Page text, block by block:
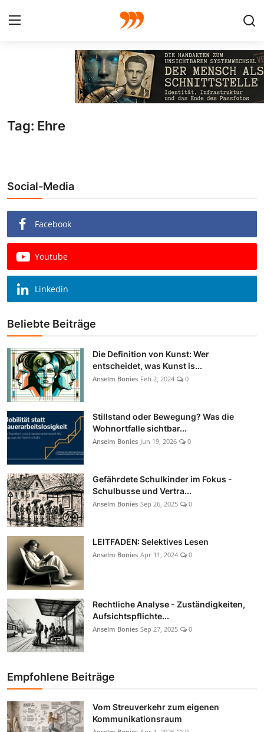
Galerie
Redaktion
Beiträge
Vorproduktion
Tag: Ehre
Social-Media
Facebook
Youtube
Linkedin
Beliebte Beiträge
Die Definition von Kunst: Wer
entscheidet, was Kunst is...
Anselm Bonies Feb 2, 2024 0
Stillstand oder Bewegung? Was die
Wohnortfalle sichtbar...
Anselm Bonies Jun 19, 2026 0
Gefährdete Schulkinder im Fokus -
Schulbusse und Vertra...
Anselm Bonies Sep 26, 2025 0
LEITFADEN: Selektives Lesen
Anselm Bonies Apr 11, 2024 0
Rechtliche Analyse - Zuständigkeiten,
Aufsichtspflichte...
Anselm Bonies Sep 27, 2025 0
Empfohlene Beiträge
Vom Streuverkehr zum eigenen
Kommunikationsraum